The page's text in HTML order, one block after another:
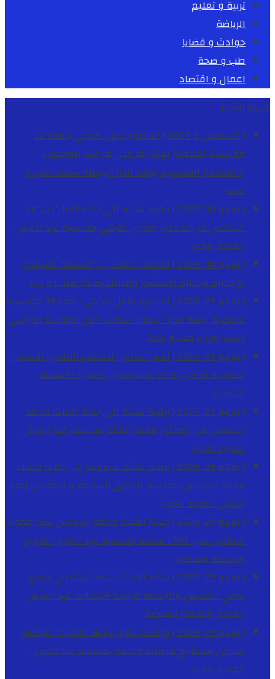
تربية و تعليم
الرياضة
حوادث و قضايا
طب و صحة
اعمال و اقتصاد
شريط الأخبار
[ أغسطس 1, 2026 ]
الدكتور نوفل كديلي يتفقد 12
مؤسسة تعليمية للإشراف على مراقبة الداخليات
والمطاعم المدرسية بجهة الدار البيضاء-سطاتطب و
صحة
[ يوليو 30, 2026 ]
برقية تهنئة الى جلالة الملك محمد
السادس من الدكتور رضوان غنيمي بمناسبة عيد العرش
المجيدالاخبار
[ يوليو 30, 2026 ]
الخطاب الملكي .. “فلسفة السيادة
الإيجابية وجدلية الاستقرار والديناميكية”كتاب و اراء
[ يوليو 29, 2026 ]
الدكتور نوفل كديلي يتفقد 39 مؤسسة
تعليمية بجهة الدار البيضاء-سطات خلال الموسم الدراسي
2025-2026
طب و صحة
[ يوليو 29, 2026 ]
النص الكامل للخطاب الملكي السامي
بمناسبة الذكرى الـ27 لعيد العرش المجيد
الأنشطة
الملكية
[ يوليو 29, 2026 ]
برقية تهنئة الى جلالة الملك محمد
السادس من الدكتور محمد الفائد بمناسبة عيد العرش
المجيدالاخبار
[ يوليو 29, 2026 ]
برقية تهنئة مرفوعة إلى جلالة الملك
محمد السادس بمناسبة الذكرى السابعة و العشرين لعيد
العرش المجيدالاخبار
[ يوليو 29, 2026 ]
جلالة الملك محمد السادس يصدر عفوه
السامي على 1788 شخصا بمناسبة عيد العرش المجيد
الأنشطة الملكية
[ يوليو 29, 2026 ]
جلالة الملك محمد السادس يترأس
يومي الخميس والجمعة مراسم احتفالات عيد العرش
المجيدالأنشطة الملكية
[ يوليو 29, 2026 ]
مراكش تعزز بنياتها التحتية وعرضها
التربوي بمشاريع هيكلية واعدة بمناسبة عيد العرش
المجيدالاخبار